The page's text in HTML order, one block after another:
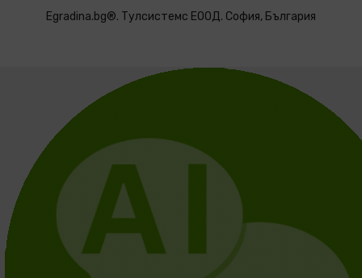
Egradina.bg®. Тулсистемс ЕООД. София, България